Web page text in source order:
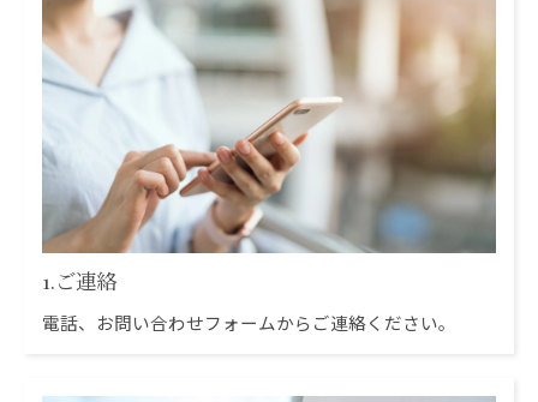
1.ご連絡
電話、お問い合わせフォームからご連絡ください。